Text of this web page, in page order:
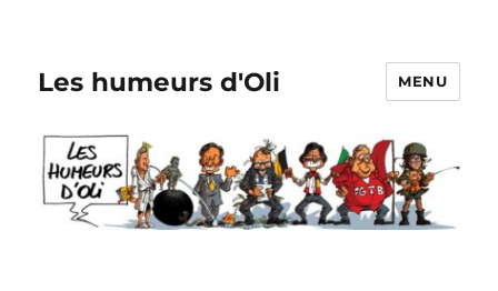
Les humeurs d'Oli MENU